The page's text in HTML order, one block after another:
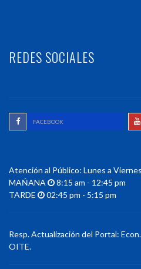
REDES SOCIALES
FACEBOOK
Atención al Público: Lunes a Viernes
MAŃANA
8:15 am - 12:45 pm
TARDE
02:45 pm - 5:15 pm
Resp. Actualización del Portal:
OITE.